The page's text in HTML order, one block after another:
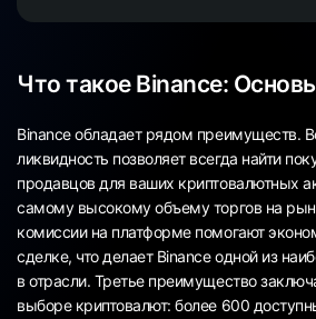
Что такое Binance:
Binance обладает рядом преимуществ.
ликвидность позволяет всегда найти
продавцов для ваших криптовалютных
самому высокому объему торгов на
комиссии на платформе помогают
сделке, что делает Binance одной из
в отрасли. Третье преимущество
выборе криптовалют: более 600